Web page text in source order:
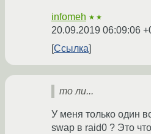
infomeh ★★
20.09.2019 06:09:06
Ссылка
то ли...
У меня только один
swap в raid0 ? Это